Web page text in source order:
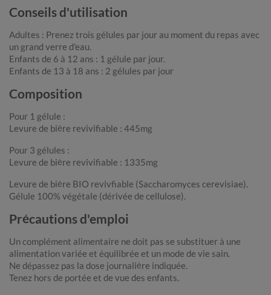
Conseils d'utilisation
Adultes : Prenez trois gélules par jour au moment du repas avec
un grand verre d'eau.
Enfants de 6 à 12 ans : 1 gélule par jour.
Enfants de 13 à 18 ans : 2 gélules par jour
Composition
Pour 1 gélule :
Levure de bière revivifiable : 445mg
Pour 3 gélules :
Levure de bière revivifiable : 1335mg
Levure de bière BIO revivfiable (Saccharomyces cerevisiae).
Gélule 100% végétale (dérivée de cellulose).
Précautions d'emploi
Un complément alimentaire ne doit pas se substituer à une
alimentation variée et équilibrée et un mode de vie sain.
Ne dépassez pas la dose journalière indiquée.
Tenez hors de portée et de vue des enfants.